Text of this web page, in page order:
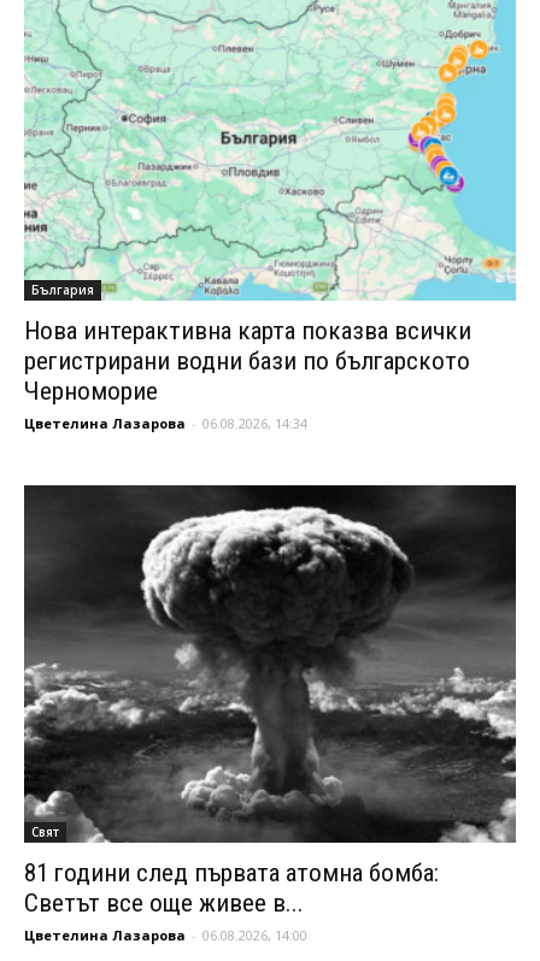
България
Нова интерактивна карта показва всички
регистрирани водни бази по българското
Черноморие
Цветелина Лазарова - 06.08.2026, 14:34
Свят
81 години след първата атомна бомба:
Светът все още живее в...
Цветелина Лазарова - 06.08.2026, 14:00